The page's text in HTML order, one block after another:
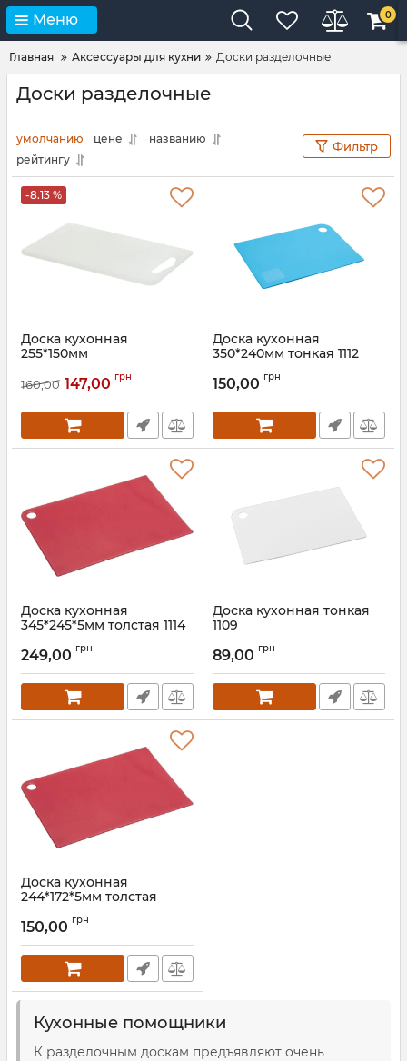
Меню 0
Главная Аксессуары для кухни Доски разделочные
Доски разделочные
умолчанию цене
названию
рейтингу
Фильтр
-8.13 %
Доска кухонная
255*150мм
Артикул: 01140
160,00 147,00 грн
Доска кухонная
350*240мм тонкая 1112
150,00 грн
Доска кухонная
345*245*5мм толстая 1114
249,00 грн
Доска кухонная тонкая
1109
89,00 грн
Доска кухонная
244*172*5мм толстая
Артикул: 1111.2
150,00 грн
Кухонные помощники
К разделочным доскам предъявляют очень